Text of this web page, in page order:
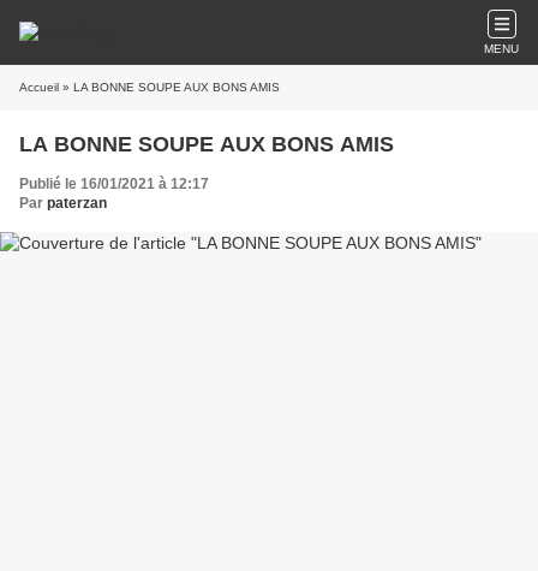
MENU
Accueil » LA BONNE SOUPE AUX BONS AMIS
LA BONNE SOUPE AUX BONS AMIS
Publié le 16/01/2021 à 12:17
Par paterzan